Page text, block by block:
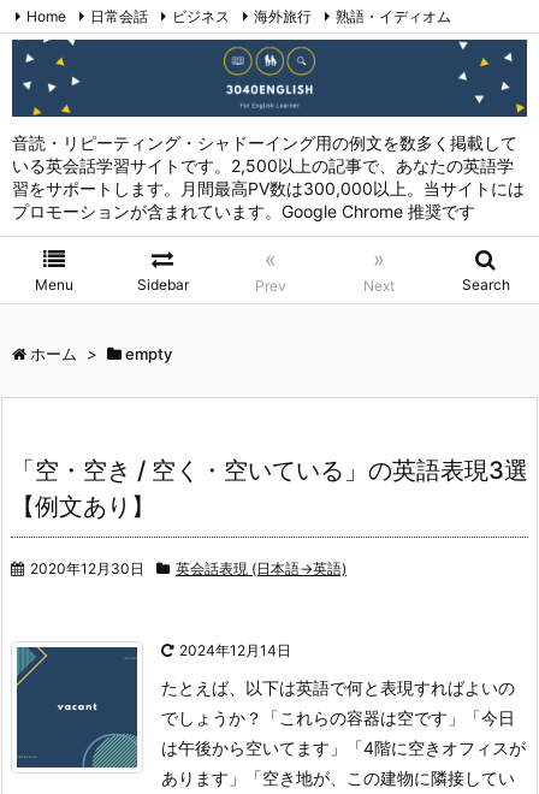
音読・リピーティング・シャドーイング用の例文を数多く掲載して
いる英会話学習サイトです。2,500以上の記事で、あなたの英語学
習をサポートします。月間最高PV数は300,000以上。当サイトには
プロモーションが含まれています。Google Chrome 推奨です
Menu Sidebar
«
Prev
»
Next Search
Home 日常会話 ビジネス 海外旅行
熟語・イディオム
英会話表現 (日本語→英語)
お問い合わせ
ホーム > empty
「空・空き / 空く・空いている」の英語表現3選
【例文あり】
2020年12月30日 英会話表現 (日本語→英語)
2024年12月14日
たとえば、以下は英語で何と表現すればよいの
でしょうか？
「これらの容器は空です」
「今日
は午後から空いてます」
「4階に空きオフィスが
あります」
「空き地が、この建物に隣接してい